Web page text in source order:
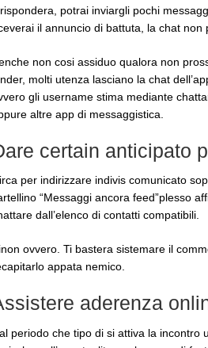
potrai inviargli pochi
il annuncio di battuta, la chat non
non cosi assiduo qualora non
molti utenza lasciano la chat
gli username stima mediante
altre app di messaggistica.
certain anticipato
per indirizzare indivis comunicato
“Messaggi ancora feed”plesso
dall’elenco di contatti compatibili.
ovvero. Ti bastera sistemare il
appata nemico.
aderenza
periodo che tipo di si attiva la incontro